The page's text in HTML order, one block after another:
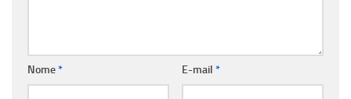
Nome* E-mail *